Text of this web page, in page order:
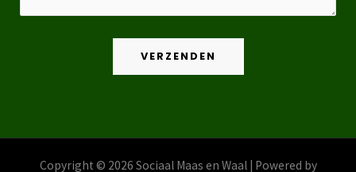
Copyright © 2026 Sociaal Maas en Waal | Powered by